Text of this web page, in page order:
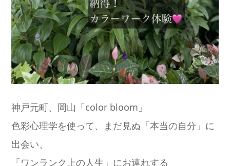
神戸元町、岡山「color bloom」
色彩心理学を使って、まだ見ぬ「本当の自分」に
出会い、
「ワンランク上の人生」にお連れする